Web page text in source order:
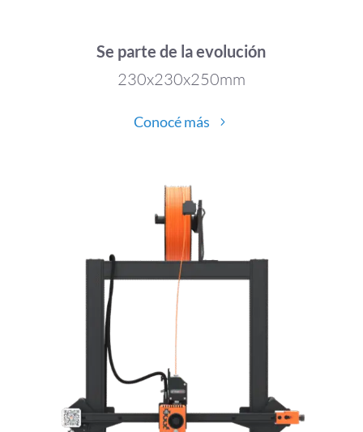
Se parte de la evolución
230x230x250mm
Conocé más